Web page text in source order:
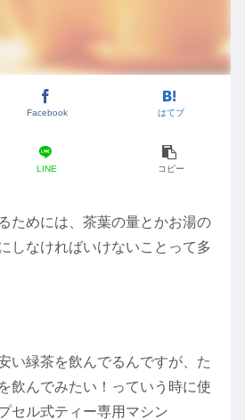
Facebook はてブ
LINE コピー
ためには、茶葉の量とかお湯の
しなければいけないことって多
い緑茶を飲んでるんですが、た
飲んでみたい！っていう時に使
セル式ティー専用マシン